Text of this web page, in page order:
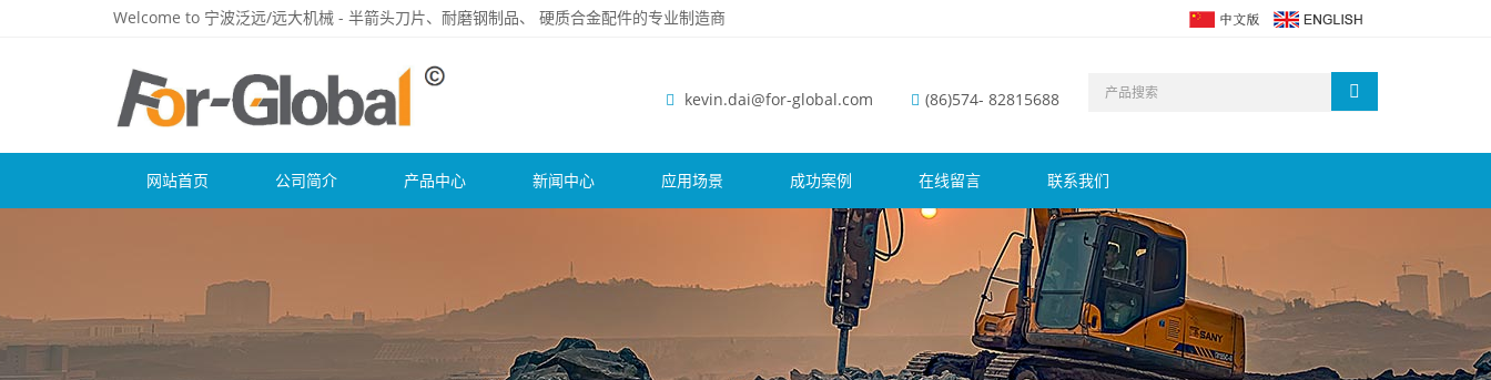
Welcome to 宁波泛远/远大机械 - 半箭头刀片、耐磨钢制品、 硬质合金配件的专业制造商
kevin.dai@for-global.com (86)574- 82815688
网站首页 公司简介 产品中心 新闻中心 应用场景 成功案例 在线留言 联系我们